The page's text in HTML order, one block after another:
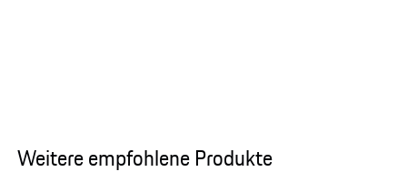
Weitere empfohlene Produkte